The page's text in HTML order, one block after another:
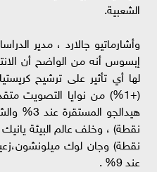
الشعبية.
وأشارماتيو جالارد ، مدير
إبسوس أنه من الواضح أن
(+1%) من نوايا التصويت
نقطة) وجان لوك
عند 9% .